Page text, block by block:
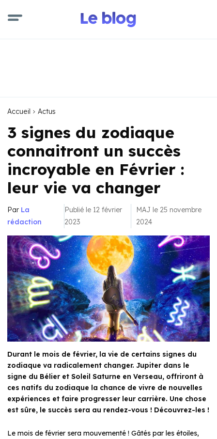
Accueil Actus
3 signes du zodiaque
connaitront un succès
incroyable en Février :
leur vie va changer
Par La
rédaction
Publié le 12 février
2023
MAJ le 25 novembre
2024
Durant le mois de février, la vie de certains signes du
zodiaque va radicalement changer. Jupiter dans le
signe du Bélier et Soleil Saturne en Verseau, offriront à
ces natifs du zodiaque la chance de vivre de nouvelles
expériences et faire progresser leur carrière. Une chose
est sûre, le succès sera au rendez-vous ! Découvrez-les !
Le mois de février sera mouvementé ! Gâtés par les étoiles,